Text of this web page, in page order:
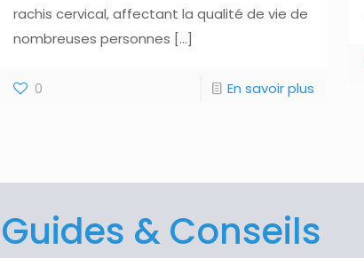
rachis cervical, affectant la qualité de vie de
nombreuses personnes […]
0 En savoir plus
Guides & Conseils